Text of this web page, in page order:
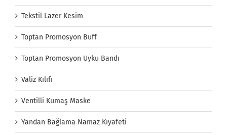
Tekstil Lazer Kesim
Toptan Promosyon Buff
Toptan Promosyon Uyku Bandı
Valiz Kılıfı
Ventilli Kumaş Maske
Yandan Bağlama Namaz Kıyafeti